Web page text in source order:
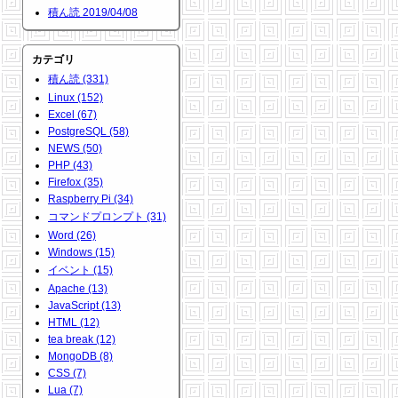
積ん読 2019/04/08
カテゴリ
積ん読 (331)
Linux (152)
Excel (67)
PostgreSQL (58)
NEWS (50)
PHP (43)
Firefox (35)
Raspberry Pi (34)
コマンドプロンプト (31)
Word (26)
Windows (15)
イベント (15)
Apache (13)
JavaScript (13)
HTML (12)
tea break (12)
MongoDB (8)
CSS (7)
Lua (7)